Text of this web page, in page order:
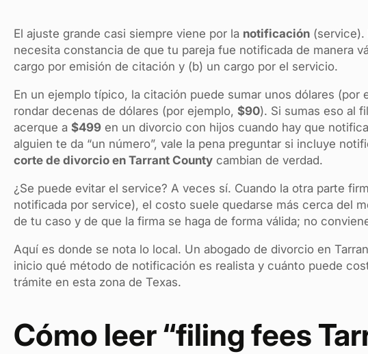
El ajuste grande casi siempre viene por la notificación (service).
necesita constancia de que tu pareja fue notificada de manera
cargo por emisión de citación y (b) un cargo por el servicio.
En un ejemplo típico, la citación puede sumar unos dólares (por
rondar decenas de dólares (por ejemplo, $90). Si sumas eso al
acerque a $499 en un divorcio con hijos cuando hay que
alguien te da “un número”, vale la pena preguntar si incluye
corte de divorcio en Tarrant County cambian de verdad.
¿Se puede evitar el service? A veces sí. Cuando la otra parte
notificada por service), el costo suele quedarse más cerca del
de tu caso y de que la firma se haga de forma válida; no
Aquí es donde se nota lo local. Un abogado de divorcio en
inicio qué método de notificación es realista y cuánto puede
trámite en esta zona de Texas.
Cómo leer “filing fees